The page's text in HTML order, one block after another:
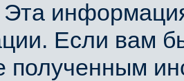
Эта
Если вам
полученным